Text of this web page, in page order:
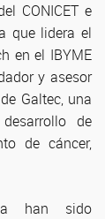
CONICET e
que lidera el
en el IBYME
y asesor
Galtec, una
de
de cáncer,
han sido